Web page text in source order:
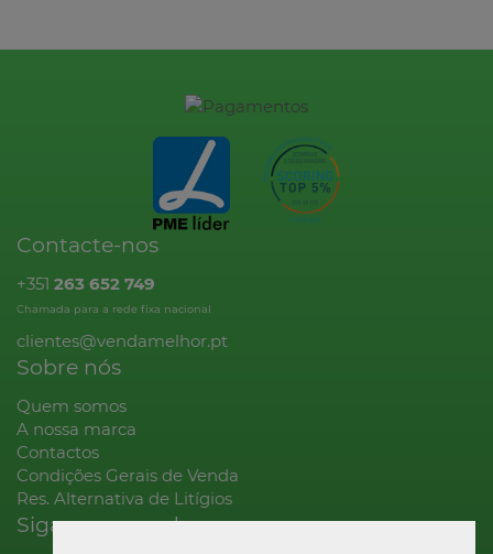
Contacte-nos
+351 263 652 749
Chamada para a rede fixa nacional
clientes@vendamelhor.pt
Sobre nós
Quem somos
A nossa marca
Contactos
Condições Gerais de Venda
Res. Alternativa de Litígios
Siga-nos na rede